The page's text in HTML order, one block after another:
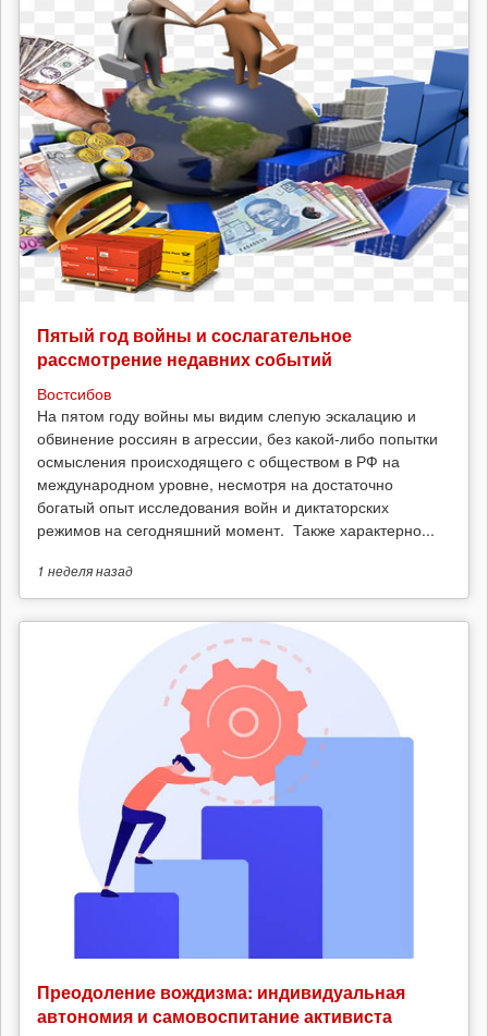
Пятый год войны и сослагательное
рассмотрение недавних событий
Востсибов
На пятом году войны мы видим слепую эскалацию и
обвинение россиян в агрессии, без какой-либо попытки
осмысления происходящего с обществом в РФ на
международном уровне, несмотря на достаточно
богатый опыт исследования войн и диктаторских
режимов на сегодняшний момент. Также характерно...
1 неделяназад
Преодоление вождизма: индивидуальная
автономия и самовоспитание активиста